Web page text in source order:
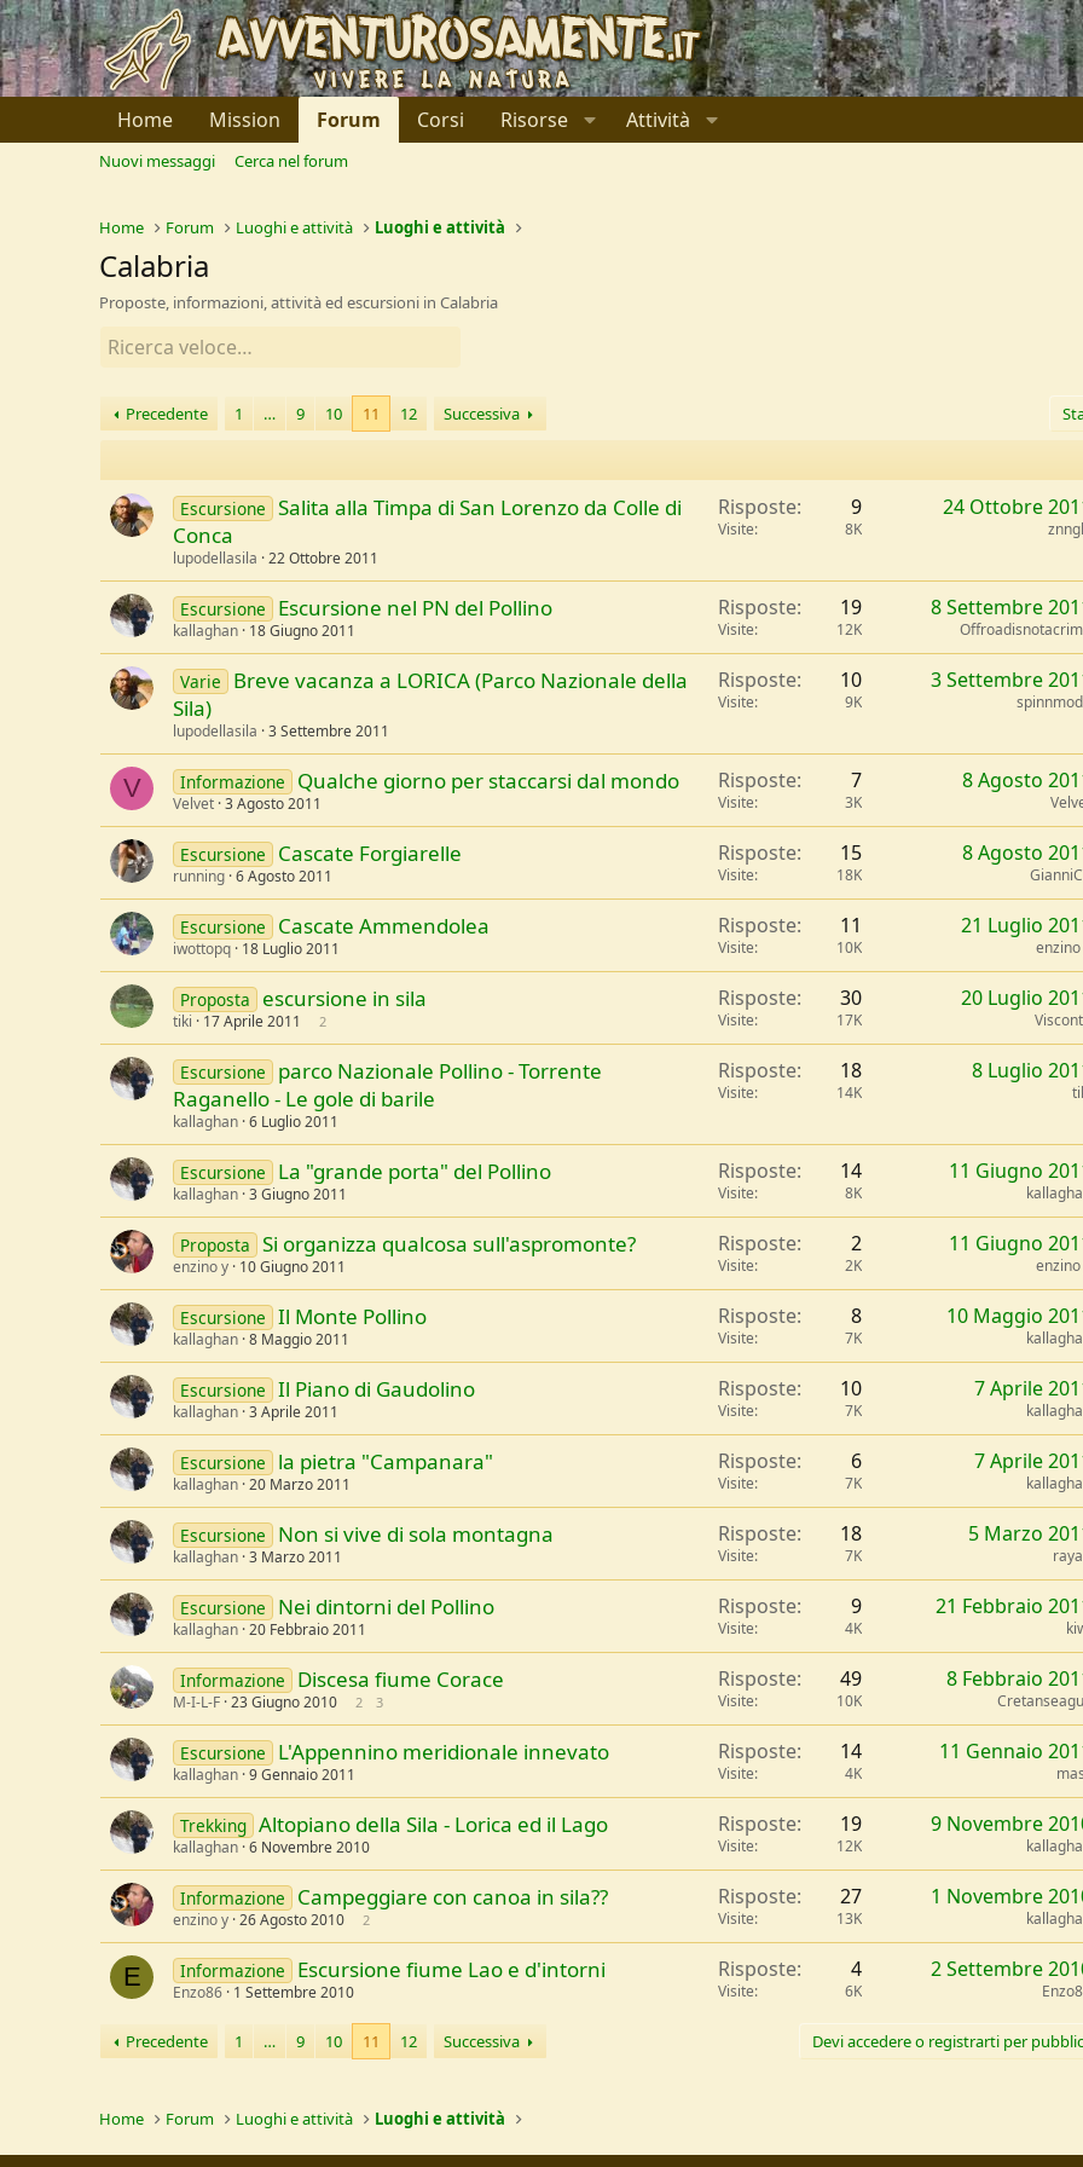
Home Mission Forum Corsi Risorse Attività
Nuovi messaggi Cerca nel forum
Home Forum Luoghi e attività Luoghi e attività
Calabria
Proposte, informazioni, attività ed escursioni in Calabria
Precedente 1 … 9 10 11 12 Successiva
Escursione Salita alla Timpa di San Lorenzo da Colle di
Conca
lupodellasila 22 Ottobre 2011
Risposte 9
Visite 8K
24 Ottobre
Escursione Escursione nel PN del Pollino
kallaghan 18 Giugno 2011
Risposte 19
Visite 12K
8 Settembre
Varie
Breve vacanza a LORICA (Parco Nazionale della
Sila)
lupodellasila 3 Settembre 2011
Risposte 10
Visite 9K
3 Settembre
V Informazione Qualche giorno per staccarsi dal mondo
Velvet 3 Agosto 2011
Risposte 7
Visite 3K
8 Agosto
Escursione Cascate Forgiarelle
running 6 Agosto 2011
Risposte 15
Visite 18K
8 Agosto
Escursione Cascate Ammendolea
iwottopq 18 Luglio 2011
Risposte 11
Visite 10K
21 Luglio
Proposta escursione in sila
tiki 17 Aprile 2011 2
Risposte 30
Visite 17K
20 Luglio
Escursione
parco Nazionale Pollino - Torrente
Raganello - Le gole di barile
kallaghan 6 Luglio 2011
Risposte 18
Visite 14K
8 Luglio
Escursione La "grande porta" del Pollino
kallaghan 3 Giugno 2011
Risposte 14
Visite 8K
11 Giugno
Proposta Si organizza qualcosa sull'aspromonte?
enzino y 10 Giugno 2011
Risposte 2
Visite 2K
11 Giugno
Escursione Il Monte Pollino
kallaghan 8 Maggio 2011
Risposte 8
Visite 7K
10 Maggio
Escursione Il Piano di Gaudolino
kallaghan 3 Aprile 2011
Risposte 10
Visite 7K
7 Aprile
Escursione la pietra "Campanara"
kallaghan 20 Marzo 2011
Risposte 6
Visite 7K
7 Aprile
Escursione Non si vive di sola montagna
kallaghan 3 Marzo 2011
Risposte 18
Visite 7K
5 Marzo
Escursione Nei dintorni del Pollino
kallaghan 20 Febbraio 2011
Risposte 9
Visite 4K
21 Febbraio
Informazione Discesa fiume Corace
M-I-L-F 23 Giugno 2010 2 3
Risposte 49
Visite 10K
8 Febbraio
Escursione L'Appennino meridionale innevato
kallaghan 9 Gennaio 2011
Risposte 14
Visite 4K
11 Gennaio
mas_
Trekking Altopiano della Sila - Lorica ed il Lago
kallaghan 6 Novembre 2010
Risposte 19
Visite 12K
9 Novembre
Informazione Campeggiare con canoa in sila??
enzino y 26 Agosto 2010 2
Risposte 27
Visite 13K
1 Novembre
E Informazione Escursione fiume Lao e d'intorni
Enzo86 1 Settembre 2010
Risposte 4
Visite 6K
2 Settembre
Precedente 1 … 9 10 11 12 Successiva Devi accedere o registrarti per
Home Forum Luoghi e attività Luoghi e attività